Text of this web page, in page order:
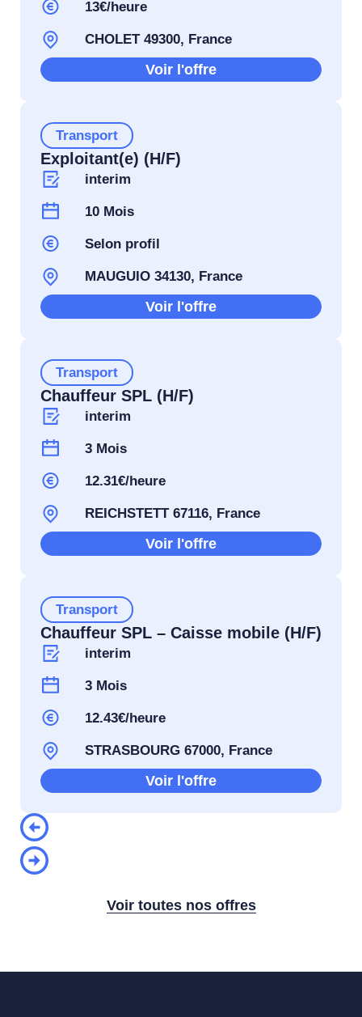
13€/heure
CHOLET 49300, France
Voir l'offre
Transport
Exploitant(e) (H/F)
interim
10 Mois
Selon profil
MAUGUIO 34130, France
Voir l'offre
Transport
Chauffeur SPL (H/F)
interim
3 Mois
12.31€/heure
REICHSTETT 67116, France
Voir l'offre
Transport
Chauffeur SPL – Caisse mobile (H/F)
interim
3 Mois
12.43€/heure
STRASBOURG 67000, France
Voir l'offre
Voir toutes nos offres